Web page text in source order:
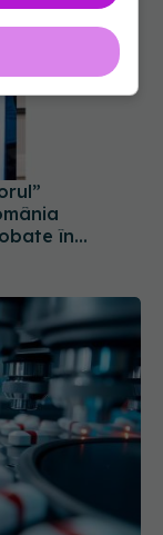
în
la